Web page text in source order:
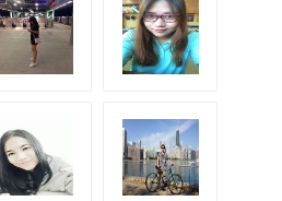
K.Pleng K.yonly
K.แพร K.ปิ๊ง